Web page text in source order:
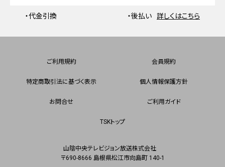
・代金引換 ・後払い 詳しくはこちら
ご利用規約 会員規約
特定商取引法に基づく表示 個人情報保護方針
お問合せ ご利用ガイド
TSKトップ
山陰中央テレビジョン放送株式会社
〒690-8666 島根県松江市向島町 140-1